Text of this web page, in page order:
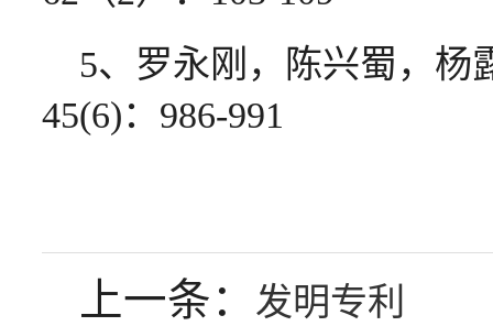
5、罗永刚，陈兴蜀，杨
45(6)：986-991
上一条： 发明专利